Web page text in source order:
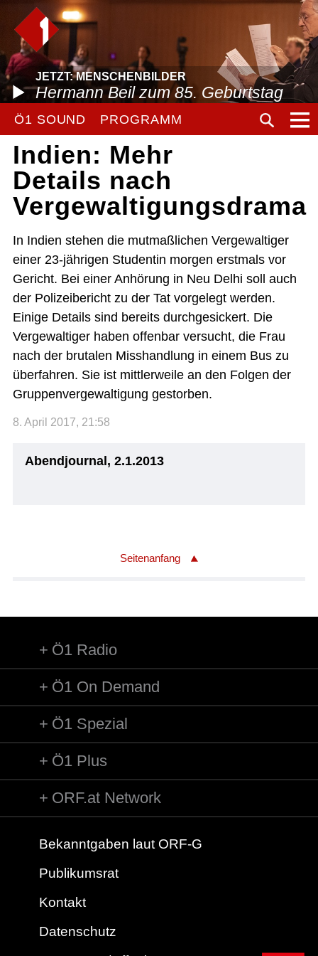
JETZT: MENSCHENBILDER
Hermann Beil zum 85. Geburtstag
Ö1 SOUND PROGRAMM
Indien: Mehr
Details nach
Vergewaltigungsdrama
In Indien stehen die mutmaßlichen Vergewaltiger
einer 23-jährigen Studentin morgen erstmals vor
Gericht. Bei einer Anhörung in Neu Delhi soll auch
der Polizeibericht zu der Tat vorgelegt werden.
Einige Details sind bereits durchgesickert. Die
Vergewaltiger haben offenbar versucht, die Frau
nach der brutalen Misshandlung in einem Bus zu
überfahren. Sie ist mittlerweile an den Folgen der
Gruppenvergewaltigung gestorben.
8. April 2017, 21:58
Abendjournal, 2.1.2013
Seitenanfang
Ö1 Radio
Ö1 On Demand
Ö1 Spezial
Ö1 Plus
ORF.at Network
Bekanntgaben laut ORF-G
Publikumsrat
Kontakt
Datenschutz